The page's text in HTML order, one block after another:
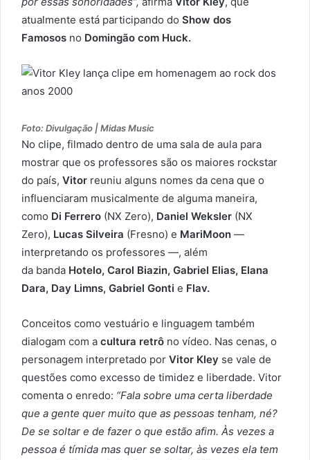
atualmente está participando do Show dos
Famosos no Domingão com Huck.
Foto: Divulgação | Midas Music
No clipe, filmado dentro de uma sala de aula para
mostrar que os professores são os maiores rockstar
do país, Vitor reuniu alguns nomes da cena que o
influenciaram musicalmente de alguma maneira,
como Di Ferrero (NX Zero), Daniel Weksler (NX
Zero), Lucas Silveira (Fresno) e MariMoon —
interpretando os professores —, além
da banda Hotelo, Carol Biazin, Gabriel Elias, Elana
Dara, Day Limns, Gabriel Gonti e Flav.
Conceitos como vestuário e linguagem também
dialogam com a cultura retrô no vídeo. Nas cenas, o
personagem interpretado por Vitor Kley se vale de
questões como excesso de timidez e liberdade. Vitor
comenta o enredo: “Fala sobre uma certa liberdade
que a gente quer muito que as pessoas tenham, né?
De se soltar e de fazer o que estão afim. Às vezes a
pessoa é tímida mas quer se soltar, às vezes ela tem